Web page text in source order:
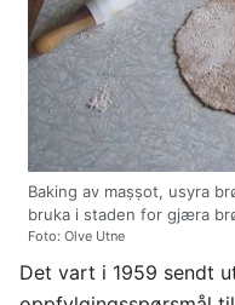
Baking av maṣṣot, usyra
bruka i staden for gjæra
Foto: Olve Utne
Det vart i 1959 sendt